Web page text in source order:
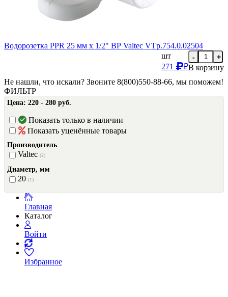
Водорозетка PPR 25 мм х 1/2" ВР Valtec VTp.754.0.02504
шт
271
₽
- +
В корзину
Не нашли, что искали? Звоните 8(800)550-88-66, мы поможем!
ФИЛЬТР
Цена: 220 - 280 руб.
Показать только в наличии
Показать уценённые товары
Производитель
Valtec (2)
Диаметр, мм
20 (1)
Главная
Каталог
Войти
Избранное